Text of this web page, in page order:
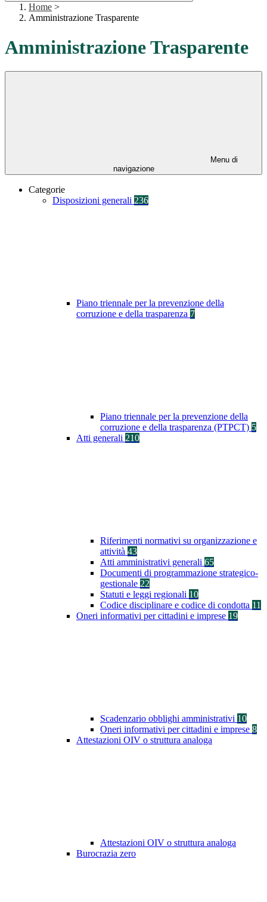
Home >
Amministrazione Trasparente
Amministrazione Trasparente
Menu di
navigazione
Categorie
Disposizioni generali 236
Piano triennale per la prevenzione della
corruzione e della trasparenza 7
Piano triennale per la prevenzione della
corruzione e della trasparenza (PTPCT) 5
Atti generali 210
Riferimenti normativi su organizzazione e
attività 43
Atti amministrativi generali 65
Documenti di programmazione strategico-
gestionale 22
Statuti e leggi regionali 10
Codice disciplinare e codice di condotta 11
Oneri informativi per cittadini e imprese 19
Scadenzario obblighi amministrativi 10
Oneri informativi per cittadini e imprese 8
Attestazioni OIV o struttura analoga
Attestazioni OIV o struttura analoga
Burocrazia zero